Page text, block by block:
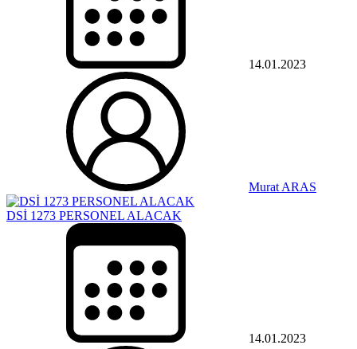
14.01.2023
Murat ARAS
DSİ 1273 PERSONEL ALACAK
14.01.2023